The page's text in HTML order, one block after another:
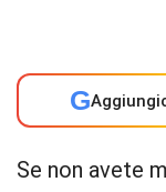
G
Se non avete